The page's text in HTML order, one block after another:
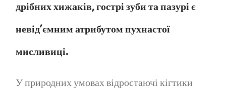
дрібних хижаків, гострі зуби та пазурі є
невід’ємним атрибутом пухнастої
мисливиці.
У природних умовах відростаючі кігтики